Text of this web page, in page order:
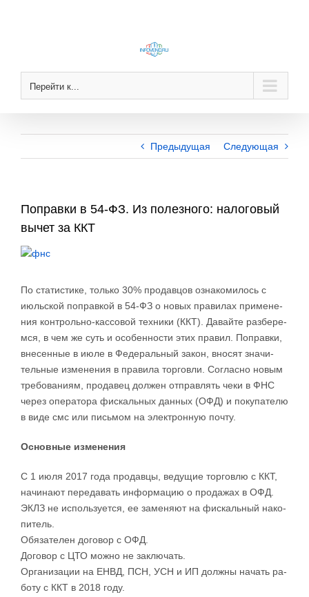
Перейти к...
Предыдущая Следующая
Поправки в 54-ФЗ. Из полезного: налоговый
вычет за ККТ
View
Image
По ста­ти­сти­ке, толь­ко 30% про­дав­цов озна­ко­ми­лось с
июль­ской по­прав­кой в 54-ФЗ о но­вых пра­ви­лах при­ме­не­
ния кон­троль­но-­кас­со­вой тех­ни­ки (ККТ). Да­вай­те раз­бе­ре­
м­ся, в чем же суть и осо­бен­но­сти этих пра­вил. По­прав­ки,
вне­сен­ные в июле в Фе­де­раль­ный за­кон, вно­сят зна­чи­
тель­ные из­ме­не­ния в пра­ви­ла тор­го­в­ли. Со­глас­но но­вым
тре­бо­ва­ни­ям, про­да­вец дол­жен от­прав­лять че­ки в ФНС
че­рез опе­ра­то­ра фис­каль­ных дан­ных (ОФД) и по­ку­па­те­лю
в ви­де смс или пись­мом на элек­трон­ную по­чту.
Ос­но­в­ные из­ме­не­ни­я
С 1 июля 2017 го­да про­дав­цы, ве­ду­щие тор­го­в­лю с ККТ,
на­чи­на­ют пе­ре­да­вать ин­фор­ма­цию о про­да­жах в ОФД.
ЭКЛЗ не ис­поль­зу­ет­ся, ее за­ме­ня­ют на фис­каль­ный на­ко­
пи­тель.
Обя­за­те­лен до­го­вор с ОФД.
До­го­вор с ЦТО мо­ж­но не за­клю­чать.
Ор­га­ни­за­ции на ЕНВД, ПСН, УСН и ИП дол­ж­ны на­чать ра­
бо­ту с ККТ в 2018 го­ду.